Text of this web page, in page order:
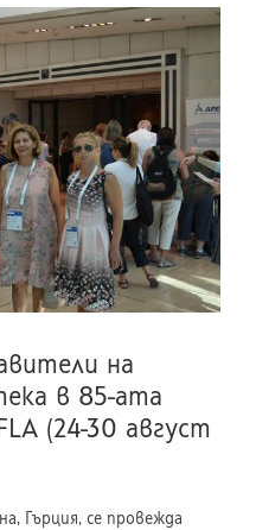
на
в 85-ата
(24-30 август
Гърция, се провежда